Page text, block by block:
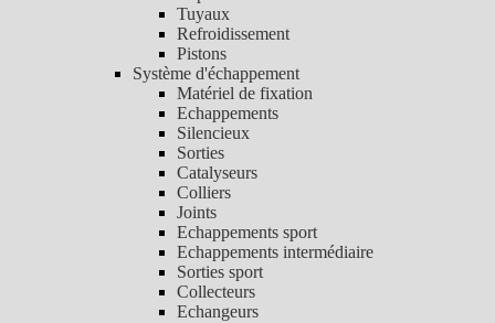
Tuyaux
Refroidissement
Pistons
Système d'échappement
Matériel de fixation
Echappements
Silencieux
Sorties
Catalyseurs
Colliers
Joints
Echappements sport
Echappements intermédiaire
Sorties sport
Collecteurs
Echangeurs